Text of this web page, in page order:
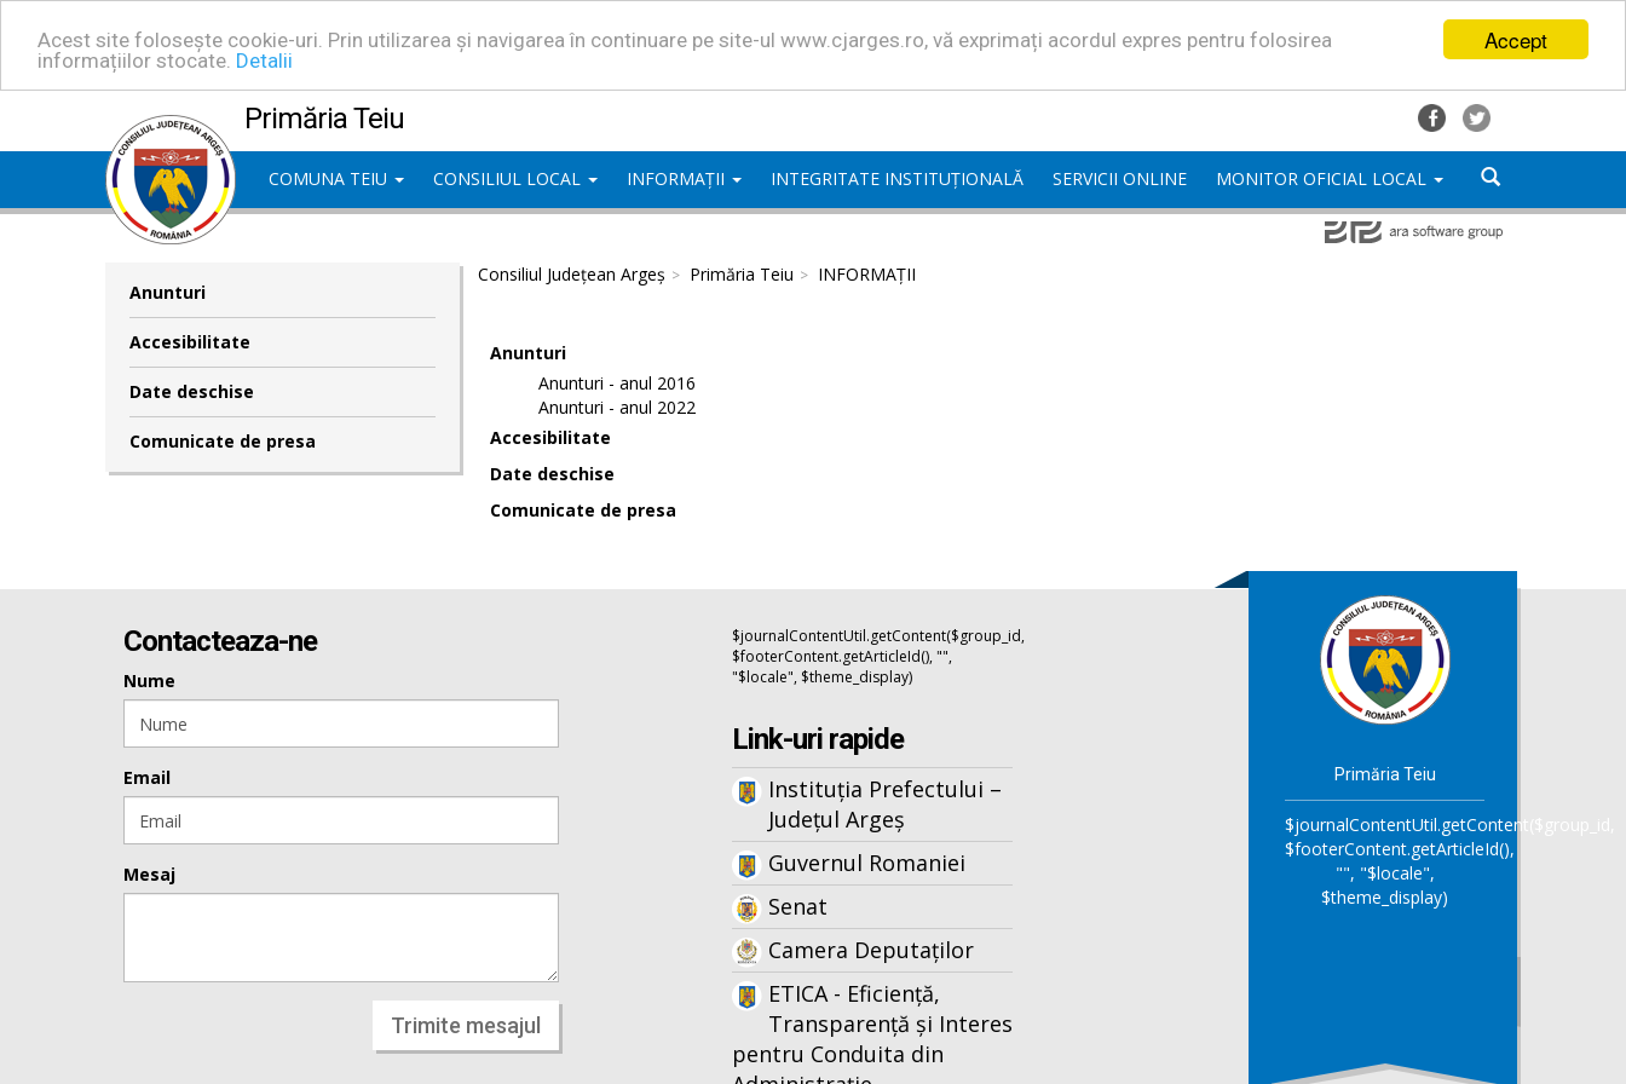
Accept
Acest site folosește cookie-uri. Prin utilizarea și navigarea în continuare pe site-ul www.cjarges.ro, vă exprimați acordul expres pentru folosirea
informațiilor stocate. Detalii
Primăria Teiu
COMUNA TEIU CONSILIUL LOCAL INFORMAȚII INTEGRITATE INSTITUȚIONALĂ SERVICII ONLINE MONITOR OFICIAL LOCAL
Anunturi
Accesibilitate
Date deschise
Comunicate de presa
Consiliul Județean Argeș Primăria Teiu INFORMAȚII
Anunturi
Anunturi - anul 2016
Anunturi - anul 2022
Accesibilitate
Date deschise
Comunicate de presa
Contacteaza-ne
Nume
Email
Mesaj
Trimite mesajul
$journalContentUtil.getContent($group_id,
$footerContent.getArticleId(), "",
"$locale", $theme_display)
Link-uri rapide
Instituția Prefectului –
Județul Argeș
Guvernul Romaniei
Senat
Camera Deputaților
ETICA - Eficiență,
Transparență și Interes
pentru Conduita din
Primăria Teiu
$journalContentUtil.getContent($group_id,
$footerContent.getArticleId(),
"", "$locale",
$theme_display)